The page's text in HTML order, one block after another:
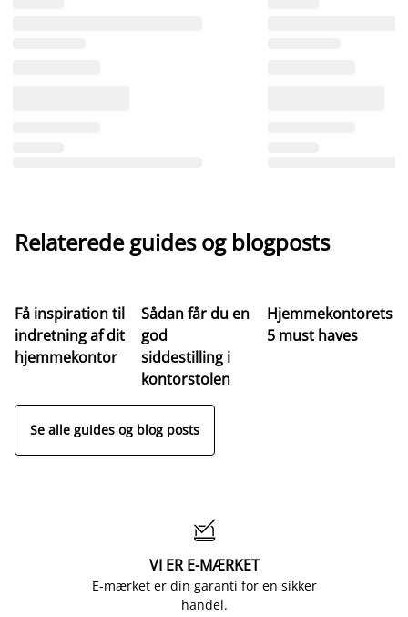
Relaterede guides og blogposts
Få inspiration til
indretning af dit
hjemmekontor
Sådan får du en
god
siddestilling i
kontorstolen
Hjemmekontorets
5 must haves
Se alle guides og blog posts

VI ER E-MÆRKET
E-mærket er din garanti for en sikker
handel.